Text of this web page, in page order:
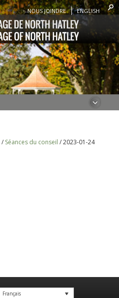
NOUS JOINDRE ENGLISH
/ Séances du conseil /2023-01-24
Français